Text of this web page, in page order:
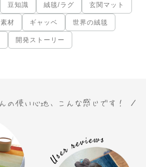
豆知識 絨毯/ラグ 玄関マット
素材 ギャッベ 世界の絨毯
開発ストーリー